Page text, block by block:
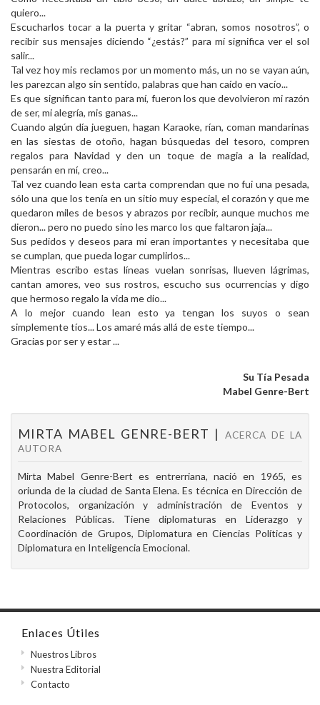
quiero...
Escucharlos tocar a la puerta y gritar “abran, somos nosotros”, o
recibir sus mensajes diciendo “¿estás?” para mí significa ver el sol
salir...
Tal vez hoy mis reclamos por un momento más, un no se vayan aún,
les parezcan algo sin sentido, palabras que han caído en vacío...
Es que significan tanto para mí, fueron los que devolvieron mi razón
de ser, mi alegría, mis ganas...
Cuando algún día jueguen, hagan Karaoke, rían, coman mandarinas
en las siestas de otoño, hagan búsquedas del tesoro, compren
regalos para Navidad y den un toque de magia a la realidad,
pensarán en mí, creo...
Tal vez cuando lean esta carta comprendan que no fui una pesada,
sólo una que los tenía en un sitio muy especial, el corazón y que me
quedaron miles de besos y abrazos por recibir, aunque muchos me
dieron... pero no puedo sino les marco los que faltaron jaja...
Sus pedidos y deseos para mi eran importantes y necesitaba que
se cumplan, que pueda logar cumplirlos...
Mientras escribo estas líneas vuelan sonrisas, llueven lágrimas,
cantan amores, veo sus rostros, escucho sus ocurrencias y digo
que hermoso regalo la vida me dio...
A lo mejor cuando lean esto ya tengan los suyos o sean
simplemente tíos... Los amaré más allá de este tiempo...
Gracias por ser y estar ...
Su Tía Pesada
Mabel Genre-Bert
MIRTA MABEL GENRE-BERT |
ACERCA DE LA
AUTORA
Mirta Mabel Genre-Bert es entrerriana, nació en 1965, es
oriunda de la ciudad de Santa Elena. Es técnica en Dirección de
Protocolos, organización y administración de Eventos y
Relaciones Públicas. Tiene diplomaturas en Liderazgo y
Coordinación de Grupos, Diplomatura en Ciencias Políticas y
Diplomatura en Inteligencia Emocional.
Enlaces Útiles
Nuestros Libros
Nuestra Editorial
Contacto